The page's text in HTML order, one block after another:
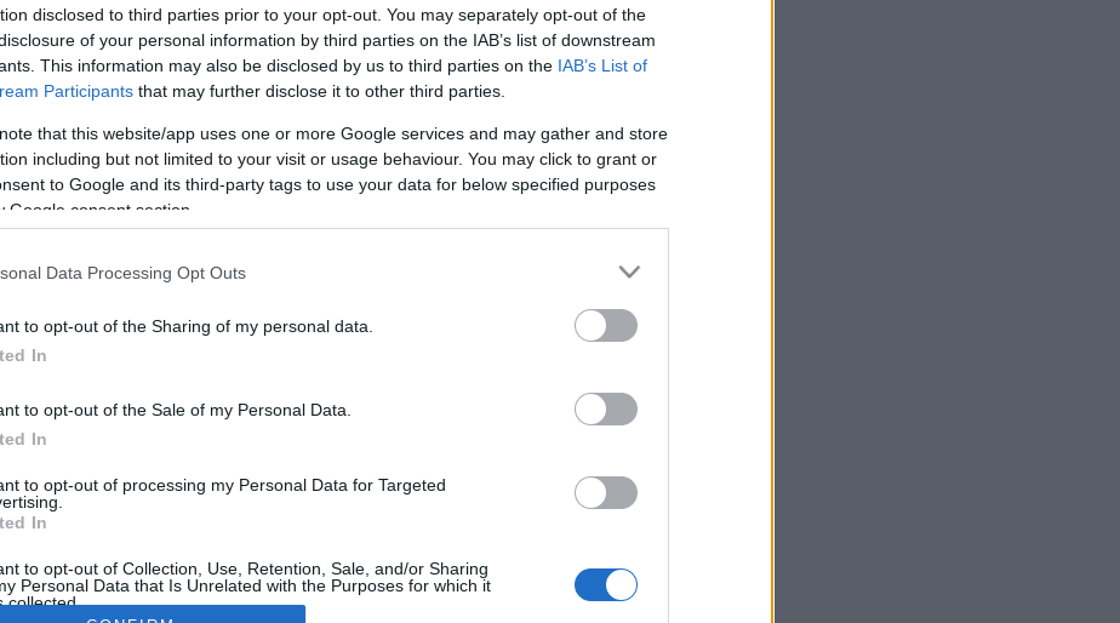
disclosed to third parties prior to your opt-out. You may separately opt-out of the
of your personal information by third parties on the IAB’s list of downstream
This information may also be disclosed by us to third parties on the IAB’s List of
Participants that may further disclose it to other third parties.
that this website/app uses one or more Google services and may gather and store
including but not limited to your visit or usage behaviour. You may click to grant or
to Google and its third-party tags to use your data for below specified purposes
Google consent section.
Data Processing Opt Outs
to opt-out of the Sharing of my personal data.
In
to opt-out of the Sale of my Personal Data.
In
to opt-out of processing my Personal Data for Targeted
In
to opt-out of Collection, Use, Retention, Sale, and/or Sharing
Personal Data that Is Unrelated with the Purposes for which it
collected.